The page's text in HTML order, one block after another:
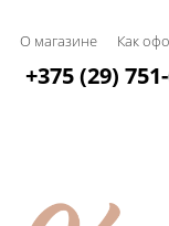
О магазине Как
+375 (29)